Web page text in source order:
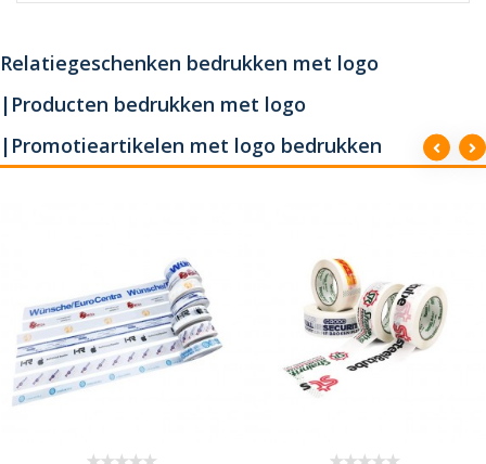
Relatiegeschenken bedrukken met logo
|Producten bedrukken met logo
|Promotieartikelen met logo bedrukken